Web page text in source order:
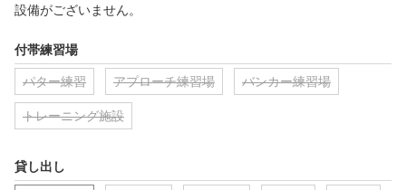
設備がございません。
付帯練習場
パター練習 アプローチ練習場 バンカー練習場
トレーニング施設
貸し出し